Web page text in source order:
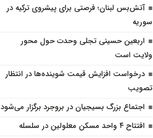
آتش‌بس لبنان؛ فرصتی برای پیشروی ترکیه در
سوریه
اربعین حسینی تجلی وحدت حول محور
ولایت است
درخواست افزایش قیمت شوینده‌ها در انتظار
تصویب
اجتماع بزرگ بسیجیان در بروجرد برگزار می‌شود
افتتاح ۴ واحد مسکن معلولین در سلسله